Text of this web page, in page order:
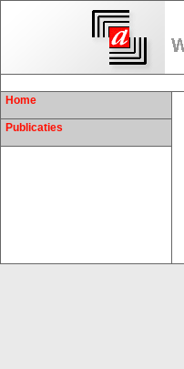
Home
Publicaties